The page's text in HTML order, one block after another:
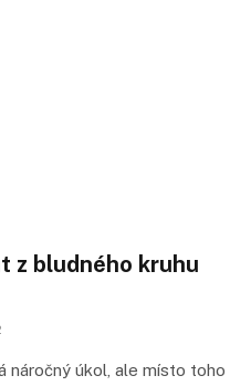
z bludného kruhu
náročný úkol, ale místo toho